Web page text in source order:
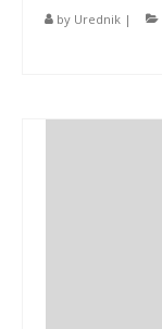
by Urednik |